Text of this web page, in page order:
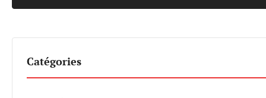
Catégories